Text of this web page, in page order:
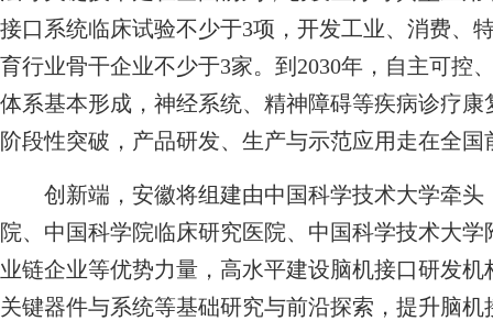
接口系统临床试验不少于3项，开发工业、消费、
育行业骨干企业不少于3家。到2030年，自主可控
体系基本形成，神经系统、精神障碍等疾病诊疗
阶段性突破，产品研发、生产与示范应用走在全国
创新端，安徽将组建由中国科学技术大学牵头
院、中国科学院临床研究医院、中国科学技术大
业链企业等优势力量，高水平建设脑机接口研发
关键器件与系统等基础研究与前沿探索，提升脑